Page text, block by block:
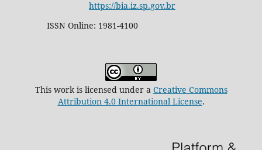
https://bia.iz.sp.gov.br
ISSN Online: 1981-4100
This work is licensed under a Creative Commons
Attribution 4.0 International License.